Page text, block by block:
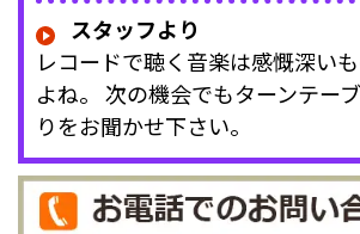
スタッフより
レコードで聴く音楽は感慨深い
よね。 次の機会でもターンテー
りをお聞かせ下さい。